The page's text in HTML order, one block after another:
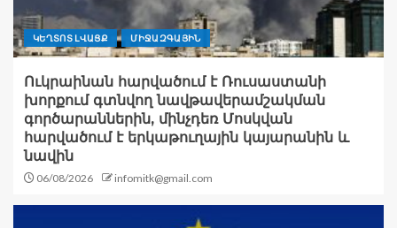
ԿԵՂՏՈՏ ԼՎԱՑՔ ՄԻՋԱԶԳԱՅԻՆ
Ուկրաինան հարվածում է Ռուսաստանի
խորքում գտնվող նավթավերամշակման
գործարաններին, մինչդեռ Մոսկվան
հարվածում է երկաթուղային կայարանին և
նավին
06/08/2026 infomitk@gmail.com